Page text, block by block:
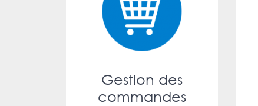
Gestion des
commandes